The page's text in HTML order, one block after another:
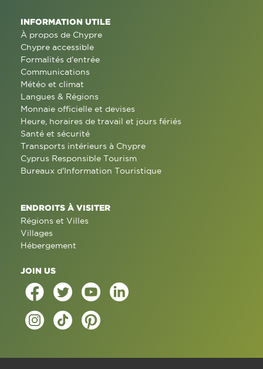
INFORMATION UTILE
À propos de Chypre
Chypre accessible
Formalités d'entrée
Communications
Météo et climat
Langues & Régions
Monnaie officielle et devises
Heure, horaires de travail et jours fériés
Santé et sécurité
Transports intérieurs à Chypre
Cyprus Responsible Tourism
Bureaux d'Information Touristique
ENDROITS À VISITER
Régions et Villes
Villages
Hébergement
JOIN US